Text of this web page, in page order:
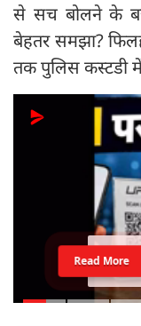
से सच बोलने के
बेहतर समझा?
तक पुलिस कस्टडी
Read More